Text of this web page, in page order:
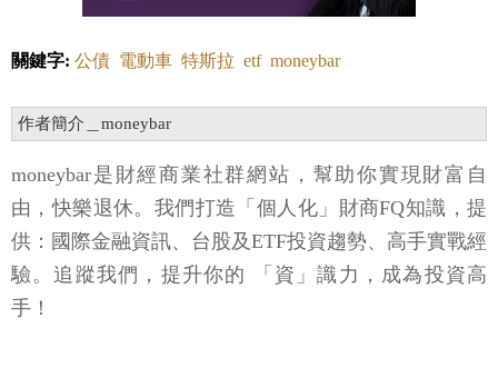
關鍵字: 公債 電動車 特斯拉 etf moneybar
作者簡介＿moneybar
moneybar是財經商業社群網站，幫助你實現財富自
由，快樂退休。我們打造「個人化」財商FQ知識，提
供：國際金融資訊、台股及ETF投資趨勢、高手實戰經
驗。追蹤我們，提升你的 「資」識力，成為投資高
手！